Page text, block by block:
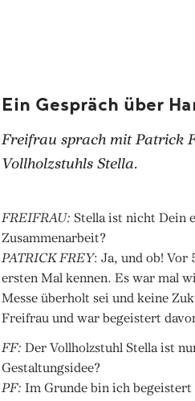
Ein Gespräch über
Freifrau sprach mit Patrick
Vollholzstuhls Stella.
FREIFRAU: Stella ist nicht Dein
Zusammenarbeit?
PATRICK FREY: Ja, und ob! Vor
ersten Mal kennen. Es war mal
Messe überholt sei und keine
Freifrau und war begeistert
FF: Der Vollholzstuhl Stella ist
Gestaltungsidee?
PF: Im Grunde bin ich begeistert